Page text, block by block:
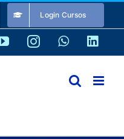
Login Cursos
YouTubeInstagramWhatsApp